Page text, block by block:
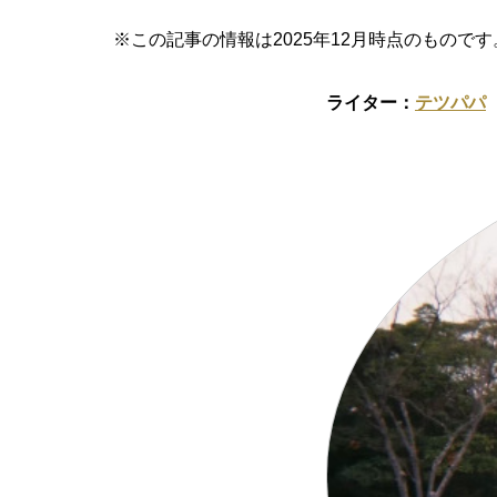
※この記事の情報は2025年12月時点のものです
テツパパ